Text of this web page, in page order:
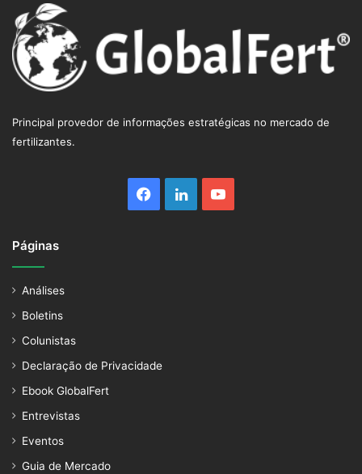
Principal provedor de informações estratégicas no mercado de
fertilizantes.
Facebook
LinkedinYouTube
Páginas
Análises
Boletins
Colunistas
Declaração de Privacidade
Ebook GlobalFert
Entrevistas
Eventos
Guia de Mercado